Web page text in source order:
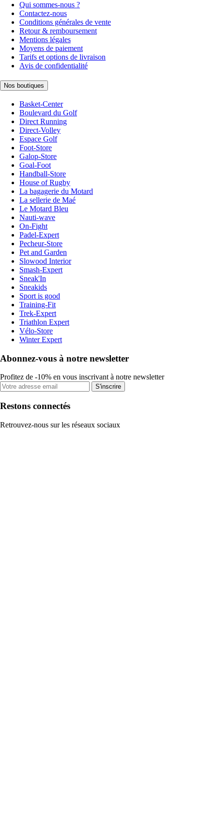
Qui sommes-nous ?
Contactez-nous
Conditions générales de vente
Retour & remboursement
Mentions légales
Moyens de paiement
Tarifs et options de livraison
Avis de confidentialité
Nos boutiques
Basket-Center
Boulevard du Golf
Direct Running
Direct-Volley
Espace Golf
Foot-Store
Galop-Store
Goal-Foot
Handball-Store
House of Rugby
La bagagerie du Motard
La sellerie de Maé
Le Motard Bleu
Nauti-wave
On-Fight
Padel-Expert
Pecheur-Store
Pet and Garden
Slowood Interior
Smash-Expert
Sneak'In
Sneakids
Sport is good
Training-Fit
Trek-Expert
Triathlon Expert
Vélo-Store
Winter Expert
Abonnez-vous à notre newsletter
Profitez de -10% en vous inscrivant à notre newsletter
S'inscrire
Restons connectés
Retrouvez-nous sur les réseaux sociaux